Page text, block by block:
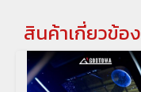
สินค้าเกี่ยวข้อง